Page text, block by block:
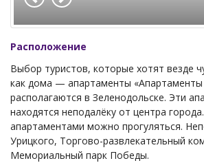
Расположение
Выбор туристов, которые хотят везде
как дома — апартаменты «Апартаменты
располагаются в Зеленодольске. Эти
находятся неподалёку от центра
апартаментами можно прогуляться.
Урицкого, Торгово-развлекательный
Мемориальный парк Победы.